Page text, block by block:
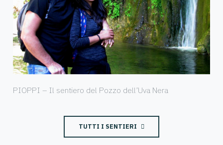
PIOPPI – Il sentiero del Pozzo dell’Uva Nera
TUTTI I SENTIERI